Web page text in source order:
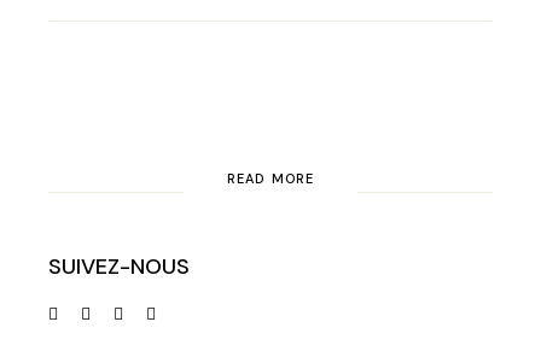
READ MORE
SUIVEZ-NOUS